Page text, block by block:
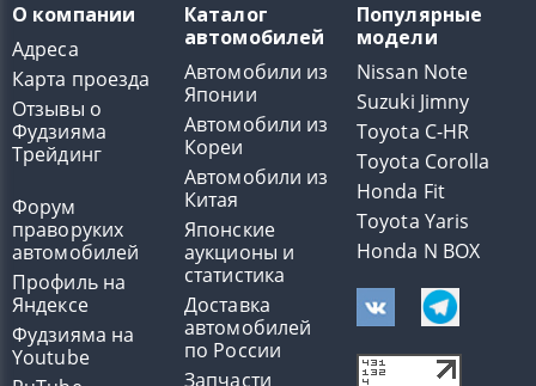
О компании
Адреса
Карта проезда
Отзывы о
Фудзияма
Трейдинг
Форум
праворуких
автомобилей
Профиль на
Яндексе
Фудзияма на
Youtube
Каталог
автомобилей
Автомобили из
Японии
Автомобили из
Кореи
Автомобили из
Китая
Японские
аукционы и
статистика
Доставка
автомобилей
по России
Запчасти
Популярные
модели
Nissan Note
Suzuki Jimny
Toyota C-HR
Toyota Corolla
Honda Fit
Toyota Yaris
Honda N BOX